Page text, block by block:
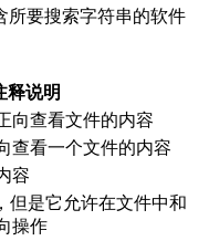
所要搜索字符串的软件
释说明
向查看文件的内容
查看一个文件的内容
容
但是它允许在文件中和
操作